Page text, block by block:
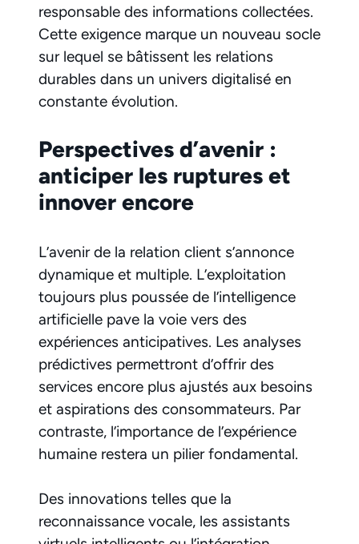
responsable des informations collectées.
Cette exigence marque un nouveau socle
sur lequel se bâtissent les relations
durables dans un univers digitalisé en
constante évolution.
Perspectives d’avenir :
anticiper les ruptures et
innover encore
L’avenir de la relation client s’annonce
dynamique et multiple. L’exploitation
toujours plus poussée de l’intelligence
artificielle pave la voie vers des
expériences anticipatives. Les analyses
prédictives permettront d’offrir des
services encore plus ajustés aux besoins
et aspirations des consommateurs. Par
contraste, l’importance de l’expérience
humaine restera un pilier fondamental.
Des innovations telles que la
reconnaissance vocale, les assistants